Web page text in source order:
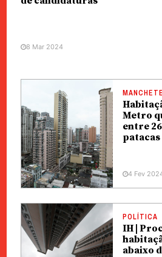
8 Mar 2024
MANCHETE
Metro
entre
patacas
4 Fev
POLÍTICA
IH |
abaixo